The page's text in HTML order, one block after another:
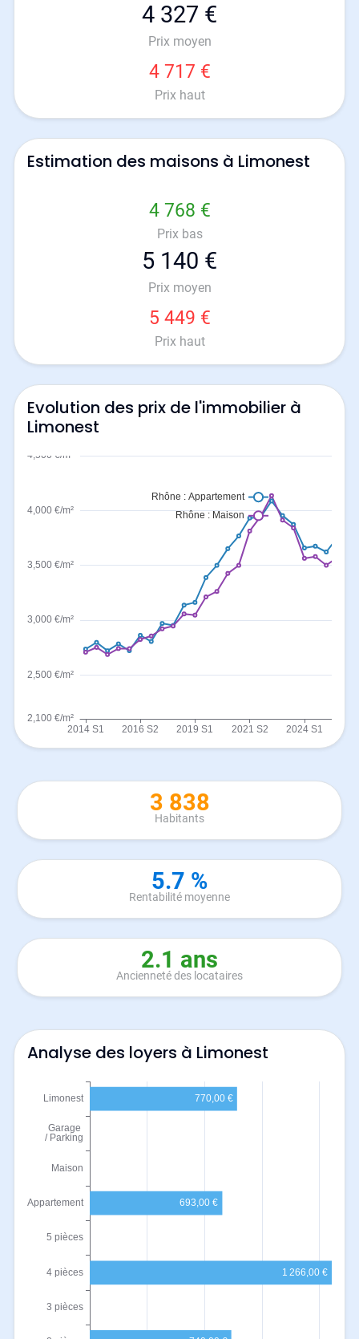
4 327 €
Prix moyen
4 717 €
Prix haut
Estimation des maisons à Limonest
4 768 €
Prix bas
5 140 €
Prix moyen
5 449 €
Prix haut
Evolution des prix de l'immobilier à
Limonest
3 838
Habitants
5.7 %
Rentabilité moyenne
2.1 ans
Ancienneté des locataires
Analyse des loyers à Limonest